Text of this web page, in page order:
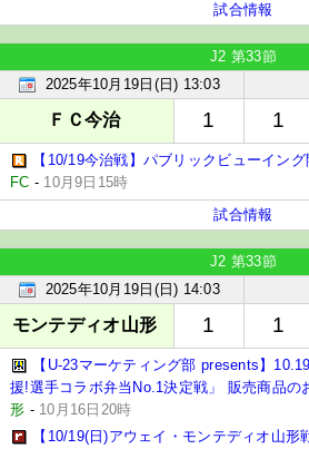
試合情報
J2 第33節
2025年10月19日(日) 13:03
ＦＣ今治 1 1
【10/19今治戦】パブリックビューイン
FC - 10月9日15時
試合情報
J2 第33節
2025年10月19日(日) 14:03
モンテディオ山形 1 1
【U-23マーケティング部 presents】
援!選手コラボ弁当No.1決定戦」 販売商品の
形 - 10月16日20時
【10/19(日)アウェイ・モンテディオ山